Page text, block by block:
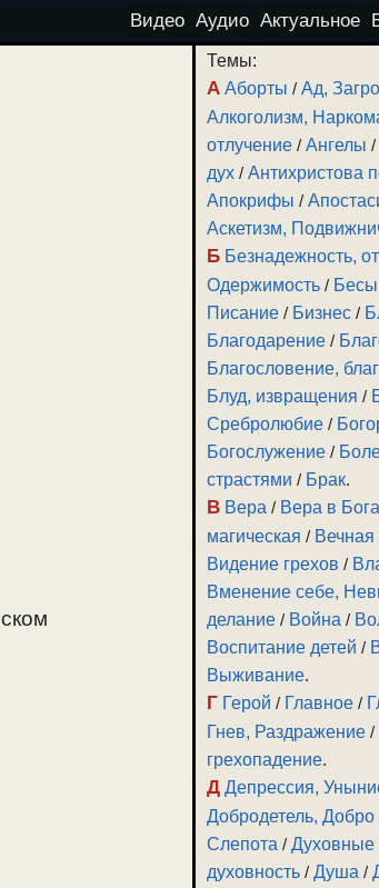
Видео Аудио Актуальное
Темы:
А Аборты /Ад,
Алкоголизм,
отлучение /Ангелы
дух /Антихристова
Апокрифы /
Аскетизм,
Б Безнадежность,
Одержимость /
Писание / Бизнес /
Благодарение /
Благословение,
Блуд, извращения /
Сребролюбие /
Богослужение /
страстями / Брак.
В Вера / Вера в
магическая /
Видение грехов /
Вменение себе,
делание / Война /
Воспитание детей /
Выживание.
Г Герой / Главное /
Гнев, Раздражение /
грехопадение.
Д Депрессия,
Добродетель, Добро
Слепота /Духовные
духовность /Душа /